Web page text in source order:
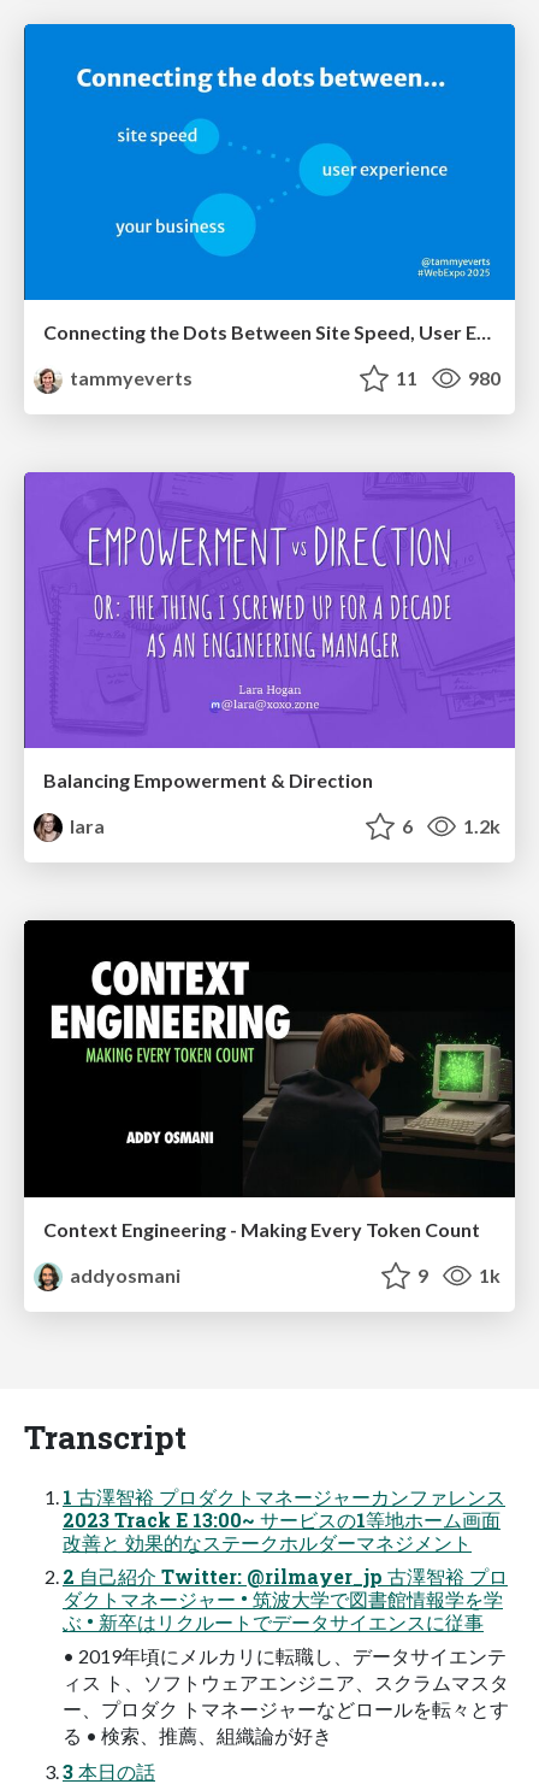
Connecting the Dots Between Site Speed, User Experience & Your Business [WebExpo 2025]
tammyeverts
11 980
Balancing Empowerment & Direction
lara
6 1.2k
Context Engineering - Making Every Token Count
addyosmani
9 1k
Transcript
1 古澤智裕 プロダクトマネージャーカンファレンス
2023 Track E 13:00~ サービスの1等地ホーム画面
改善と 効果的なステークホルダーマネジメント
2 自己紹介 Twitter: @rilmayer_jp 古澤智裕 プロ
ダクトマネージャー • 筑波大学で図書館情報学を学
ぶ • 新卒はリクルートでデータサイエンスに従事
• 2019年頃にメルカリに転職し、データサイエンテ
ィス ト、ソフトウェアエンジニア、スクラムマスタ
ー、プロダク トマネージャーなどロールを転々とす
る • 検索、推薦、組織論が好き
3 本日の話